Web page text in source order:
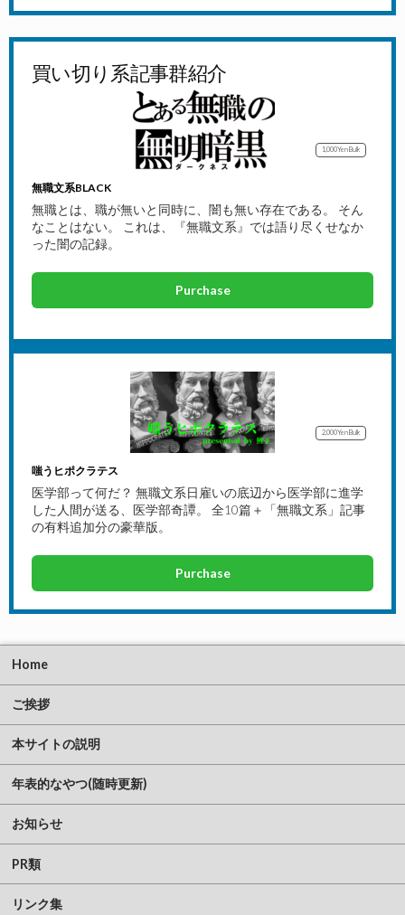
買い切り系記事群紹介
1,000YenBulk
無職文系BLACK
無職とは、職が無いと同時に、闇も無い存在である。 そん
なことはない。 これは、『無職文系』では語り尽くせなか
った闇の記録。
Purchase
2,000YenBulk
嗤うヒポクラテス
医学部って何だ？ 無職文系日雇いの底辺から医学部に進学
した人間が送る、医学部奇譚。 全10篇＋「無職文系」記事
の有料追加分の豪華版。
Purchase
Home
ご挨拶
本サイトの説明
年表的なやつ(随時更新)
お知らせ
PR類
リンク集